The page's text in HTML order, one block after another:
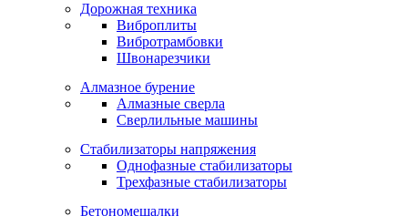
Дорожная техника
Виброплиты
Вибротрамбовки
Швонарезчики
Алмазное бурение
Алмазные сверла
Сверлильные машины
Стабилизаторы напряжения
Однофазные стабилизаторы
Трехфазные стабилизаторы
Бетономешалки